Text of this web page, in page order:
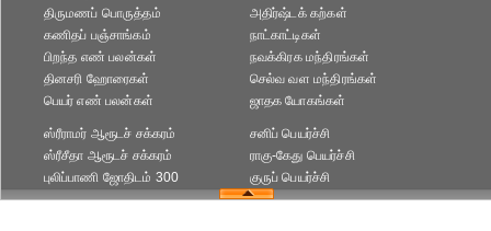
திருமணப் பொருத்தம்
கணிதப் பஞ்சாங்கம்
அதிர்ஷ்டக் கற்கள்
நாட்காட்டிகள்
பிறந்த எண் பலன்கள்
தினசரி ஹோரைகள்
பெயர் எண் பலன்கள்
நவக்கிரக மந்திரங்கள்
செல்வ வள மந்திரங்கள்
ஜாதக யோகங்கள்
ஸ்ரீராமர் ஆரூடச் சக்கரம்
ஸ்ரீசீதா ஆரூடச் சக்கரம்
புலிப்பாணி ஜோதிடம் 300
சனிப் பெயர்ச்சி
ராகு-கேது பெயர்ச்சி
குருப் பெயர்ச்சி